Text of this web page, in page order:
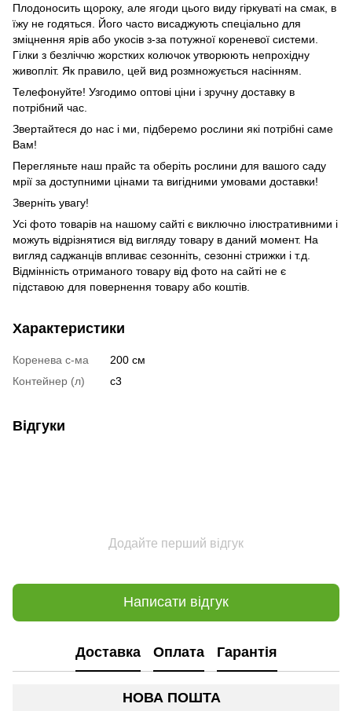
Плодоносить щороку, але ягоди цього виду гіркуваті на смак, в
їжу не годяться. Його часто висаджують спеціально для
зміцнення ярів або укосів з-за потужної кореневої системи.
Гілки з безліччю жорстких колючок утворюють непрохідну
живопліт. Як правило, цей вид розмножується насінням.
Телефонуйте! Узгодимо оптові ціни і зручну доставку в
потрібний час.
Звертайтеся до нас і ми, підберемо рослини які потрібні саме
Вам!
Перегляньте наш прайс та оберіть рослини для вашого саду
мрії за доступними цінами та вигідними умовами доставки!
Зверніть увагу!
Усі фото товарів на нашому сайті є виключно ілюстративними і
можуть відрізнятися від вигляду товару в даний момент. На
вигляд саджанців впливає сезонніть, сезонні стрижки і т.д.
Відмінність отриманого товару від фото на сайті не є
підставою для повернення товару або коштів.
Характеристики
Коренева с-ма
200 см
Контейнер (л)
c3
Відгуки
Додайте перший відгук
Написати відгук
Доставка Оплата Гарантія
НОВА ПОШТА